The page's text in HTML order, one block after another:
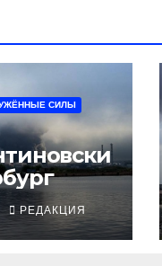
СИЛЫ
РЕДАКЦИЯ